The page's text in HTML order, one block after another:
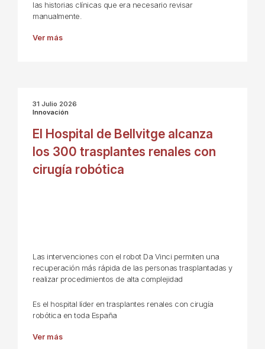
las historias clínicas que era necesario revisar
manualmente.
Ver más
31 Julio 2026
Innovación
El Hospital de Bellvitge alcanza
los 300 trasplantes renales con
cirugía robótica
Las intervenciones con el robot Da Vinci permiten una
recuperación más rápida de las personas trasplantadas y
realizar procedimientos de alta complejidad
Es el hospital líder en trasplantes renales con cirugía
robótica en toda España
Ver más